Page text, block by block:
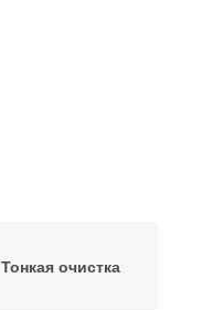
Тонкая очистка